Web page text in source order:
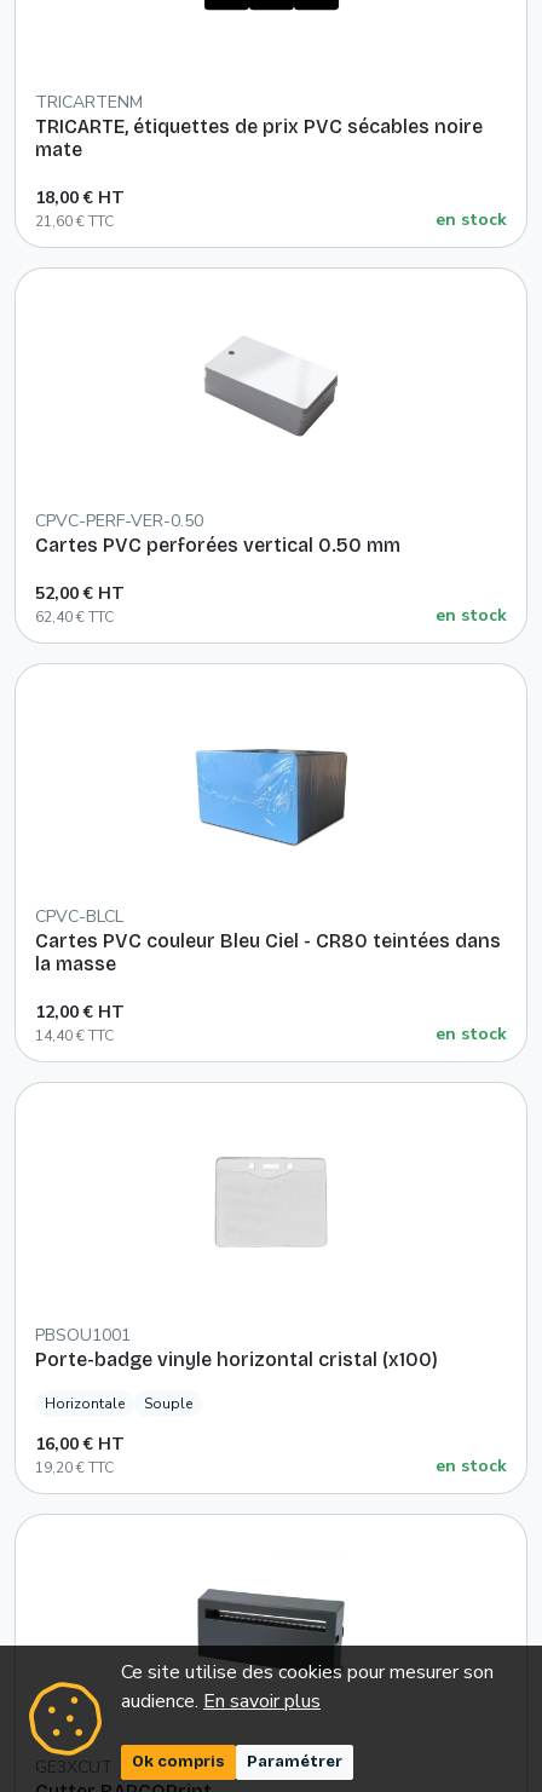
TRICARTENM
TRICARTE, étiquettes de prix PVC sécables noire
mate
18,00 € HT
21,60 € TTC en stock
CPVC-PERF-VER-0.50
Cartes PVC perforées vertical 0.50 mm
52,00 € HT
62,40 € TTC en stock
CPVC-BLCL
Cartes PVC couleur Bleu Ciel - CR80 teintées dans
la masse
12,00 € HT
14,40 € TTC en stock
PBSOU1001
Porte-badge vinyle horizontal cristal (x100)
Horizontale Souple
16,00 € HT
19,20 € TTC en stock
GE3XCUT
Ce site utilise des cookies pour mesurer son
audience. En savoir plus
Ok compris Paramétrer